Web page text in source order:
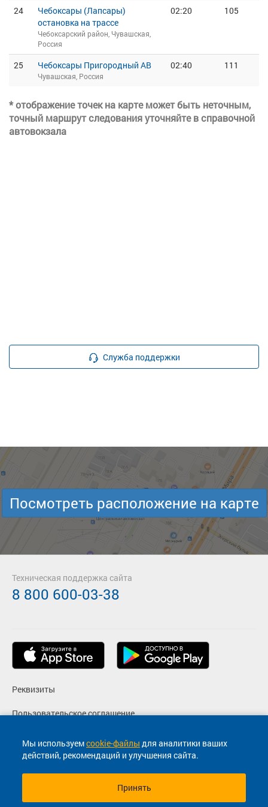
24
Чебоксары (Лапсары)
остановка на трассе
Чебоксарский район, Чувашская,
Россия
02:20 105
25 Чебоксары Пригородный АВ
Чувашская, Россия
02:40 111
* отображение точек на карте может быть неточным,
точный маршрут следования уточняйте в справочной
автовокзала
Служба поддержки
Мы используемcookie-файлы для аналитики ваших
действий, рекомендаций и улучшения сайта.
Принять
Посмотреть расположение на карте
Реквизиты
Пользовательское соглашение
Политика конфиденциальности
Согласие на маркетинговые сообщения
Техническая поддержка сайта
8 800 600-03-38
© 2013-2026, ООО "Капитал"- Онлайн сервис продажи